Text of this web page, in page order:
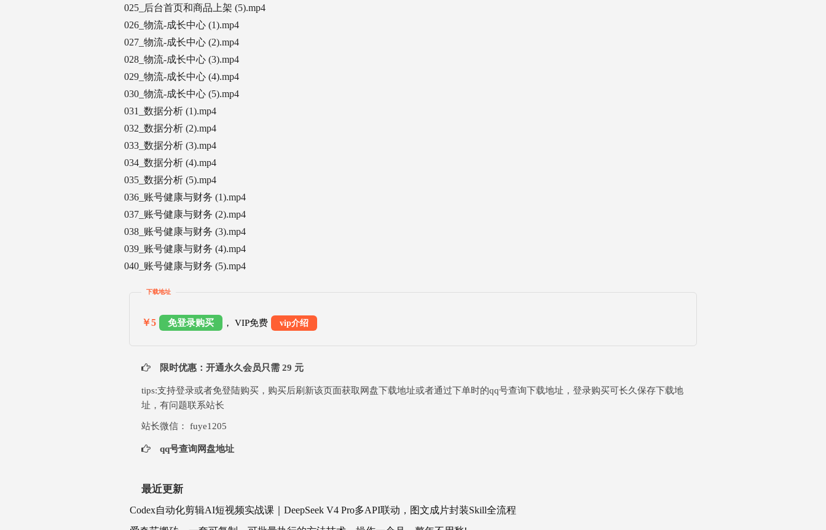
025_后台首页和商品上架 (5).mp4
026_物流-成长中心 (1).mp4
027_物流-成长中心 (2).mp4
028_物流-成长中心 (3).mp4
029_物流-成长中心 (4).mp4
030_物流-成长中心 (5).mp4
031_数据分析 (1).mp4
032_数据分析 (2).mp4
033_数据分析 (3).mp4
034_数据分析 (4).mp4
035_数据分析 (5).mp4
036_账号健康与财务 (1).mp4
037_账号健康与财务 (2).mp4
038_账号健康与财务 (3).mp4
039_账号健康与财务 (4).mp4
040_账号健康与财务 (5).mp4
下载地址
￥5 免登录购买 ， VIP免费 vip介绍
限时优惠：开通永久会员只需 29 元
tips:支持登录或者免登陆购买，购买后刷新该页面获取网盘下载地址或者通过下单时的qq号查询下载地址，登录购买可长久保存下载地
址，有问题联系站长
站长微信： fuye1205
qq号查询网盘地址
最近更新
Codex自动化剪辑AI短视频实战课｜DeepSeek V4 Pro多API联动，图文成片封装Skill全流程